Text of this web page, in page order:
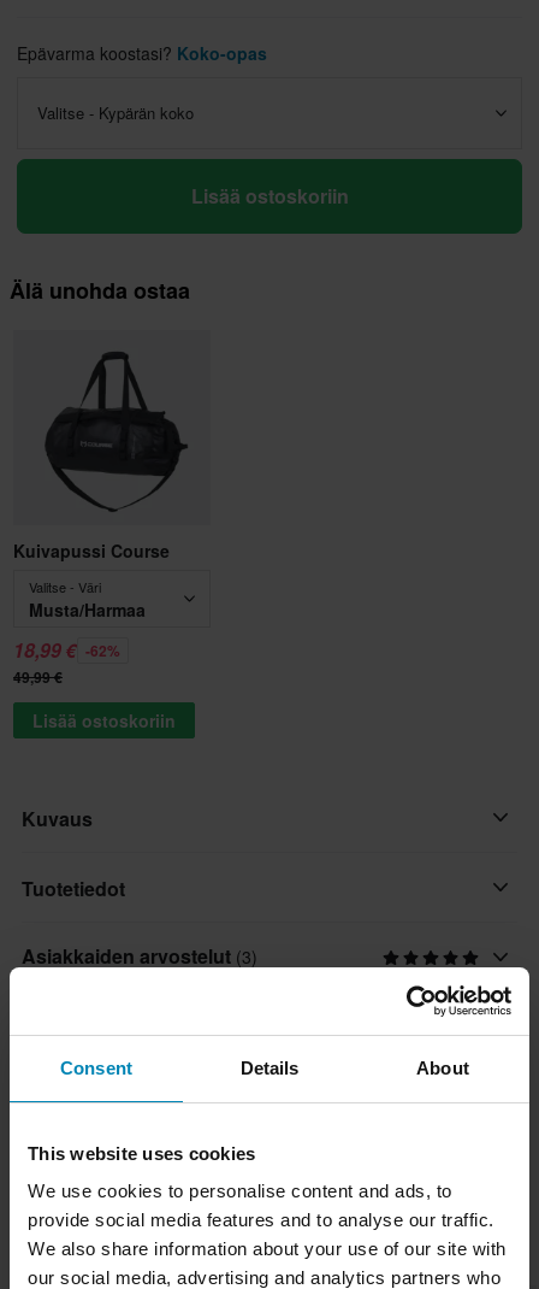
Consent Details About
This website uses cookies
We use cookies to personalise content and ads, to
provide social media features and to analyse our traffic.
We also share information about your use of our site with
our social media, advertising and analytics partners who
Epävarma koostasi? Koko-opas
Valitse - Kypärän koko
Lisää ostoskoriin
Älä unohda ostaa
Kuivapussi Course
Valitse - Väri
Musta/Harmaa
18,99 € -62%
49,99 €
Lisää ostoskoriin
Kuvaus
LS2 OF 603 Infinity II tarjoaa äärimmäistä vapautta kuljettajille,
avointa moottoripyöräkypärää. Olipa suosikkiajotyylisi mikä
tahansa, Infinity II tarjoaa kaiken tarvitsemasi kevyessä
Ominaisuudet:
• Kuori on valmistettu korkean suorituskyvyn
koossa
• Monitiheyksinen EPS-vuori viidessä koossa
• Heijastava turvamerkki
• Metallinen turvalevy
• Emergency Release - hätäpoistojärjestelmä
Tuotetiedot
Aurinkovisiiri
Suljinmekanismi
Mikrometrinen
Lasikuitu
Matta Pinkki
Asiakkaiden arvostelut (3)
Toimitus ja palautus
Nopeat toimitukset
Toimitamme päivittäin tilauksia kaikkialle Pohjoismaissa.
Teemme aina parhaamme varmistaaksemme, että vastaanotat
tuotteet mahdollisimman nopeasti!
Kysymyksiä tuotteesta
Kysy jotain
Suosikit tuotemerkiltä LS2